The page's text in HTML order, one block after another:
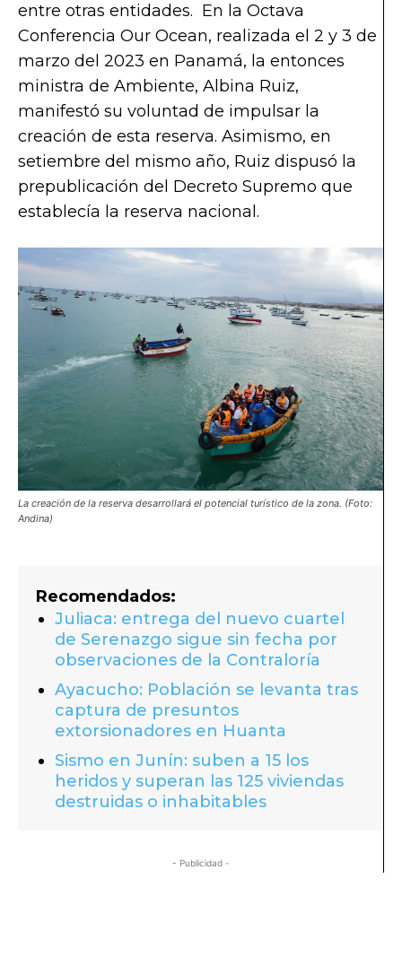
entre otras entidades. En la Octava
Conferencia Our Ocean, realizada el 2 y 3 de
marzo del 2023 en Panamá, la entonces
ministra de Ambiente, Albina Ruiz,
manifestó su voluntad de impulsar la
creación de esta reserva. Asimismo, en
setiembre del mismo año, Ruiz dispusó la
prepublicación del Decreto Supremo que
establecía la reserva nacional.
La creación de la reserva desarrollará el potencial turístico de la zona. (Foto:
Andina)
Recomendados:
Juliaca: entrega del nuevo cuartel
de Serenazgo sigue sin fecha por
observaciones de la Contraloría
Ayacucho: Población se levanta tras
captura de presuntos
extorsionadores en Huanta
Sismo en Junín: suben a 15 los
heridos y superan las 125 viviendas
destruidas o inhabitables
- Publicidad -